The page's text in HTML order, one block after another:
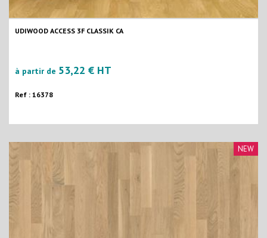
UDIWOOD ACCESS 3F CLASSIK CA
à partir de 53,22 € HT
Ref : 16378
NEW